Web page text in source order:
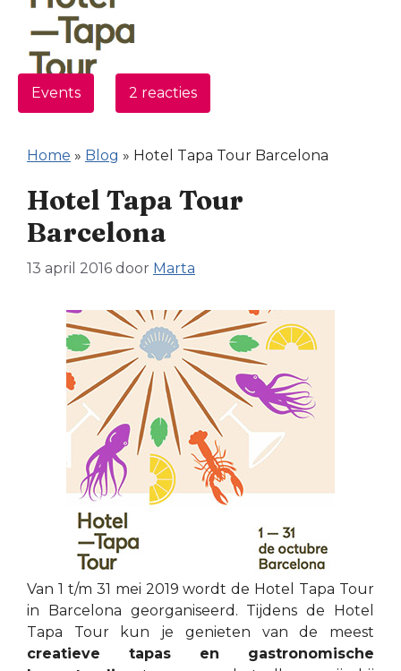
Events 2 reacties
Home » Blog » Hotel Tapa Tour Barcelona
Hotel Tapa Tour
Barcelona
13 april 2016 door Marta
Van 1 t/m 31 mei 2019 wordt de Hotel Tapa Tour
in Barcelona georganiseerd. Tijdens de Hotel
Tapa Tour kun je genieten van de meest
creatieve tapas en gastronomische